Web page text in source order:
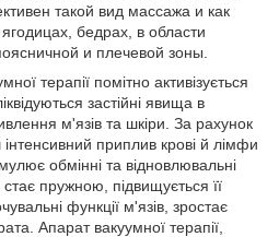
такой вид массажа и как
бедрах, в области
и плечевой зоны.
терапії помітно активізується
застійні явища в
м'язів та шкіри. За рахунок
приплив крові й лімфи
обмінні та відновлювальні
пружною, підвищується її
функції м'язів, зростає
Апарат вакуумної терапії,